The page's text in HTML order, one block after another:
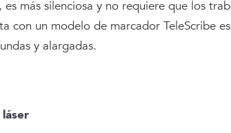
es más silenciosa y no requiere que los
con un modelo de marcador TeleScribe
y alargadas.